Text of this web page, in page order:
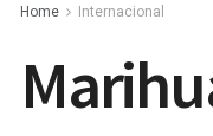
Home Internacional